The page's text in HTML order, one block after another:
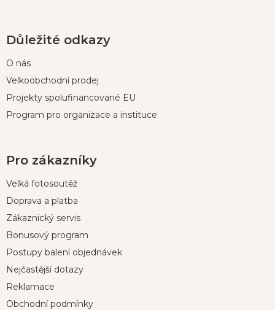
Důležité odkazy
O nás
Velkoobchodní prodej
Projekty spolufinancované EU
Program pro organizace a instituce
Pro zákazníky
Velká fotosoutěž
Doprava a platba
Zákaznický servis
Bonusový program
Postupy balení objednávek
Nejčastější dotazy
Reklamace
Obchodní podmínky